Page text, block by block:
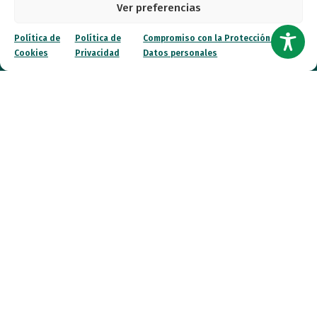
Ver preferencias
Política de
Cookies
Política de
Privacidad
Compromiso con la Protección de
Datos personales
Noticias